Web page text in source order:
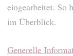
eingearbeitet. So
im Überblick.
Generelle